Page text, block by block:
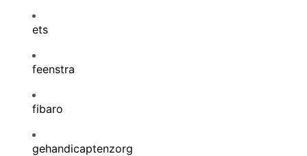
ets
feenstra
fibaro
gehandicaptenzorg